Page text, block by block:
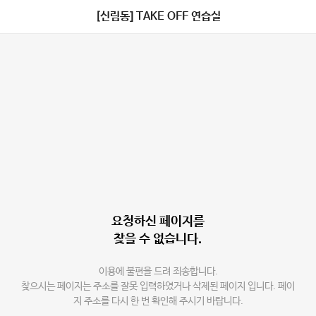
[신림동] TAKE OFF 연습실
요청하신 페이지를
찾을 수 없습니다.
이용에 불편을 드려 죄송합니다.
찾으시는 페이지는 주소를 잘못 입력하였거나 삭제된 페이지 입니다. 페이
지 주소를 다시 한 번 확인해 주시기 바랍니다.